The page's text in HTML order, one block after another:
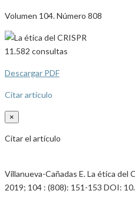
Volumen 104. Número 808
11.582 consultas
Descargar PDF
Citar artículo
×
Citar el artículo
Villanueva-Cañadas E. La ética del
2019; 104 : (808): 151-153 DOI: